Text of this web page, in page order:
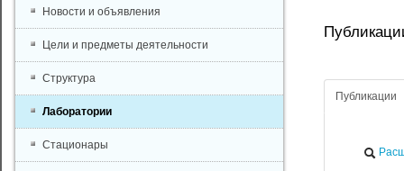
Публикации
Новости и объявления
Цели и предметы деятельности
Структура
Лаборатории
Стационары